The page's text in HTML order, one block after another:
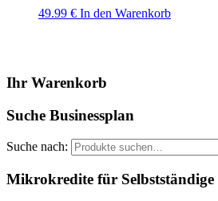
49.99 € In den Warenkorb
Ihr Warenkorb
Suche Businessplan
Suche nach:
Mikrokredite für